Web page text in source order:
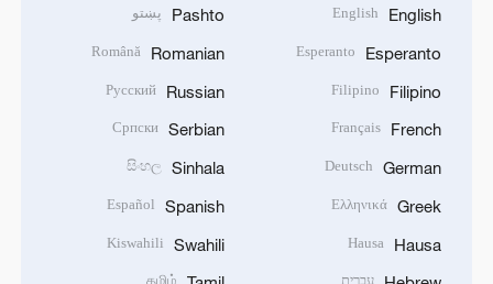
English
English
Esperanto
Esperanto
Filipino
Filipino
French
Français
German
Deutsch
Greek
Ελληνικά
Hausa
Hausa
Pashto پښتو
Romanian
Română
Russian
Русский
Serbian
Српски
Sinhala
සිංහල
Spanish
Español
Swahili
Kiswahili